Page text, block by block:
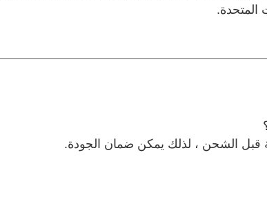
المتحدة.
الشحن ، لذلك يمكن ضمان الجودة.